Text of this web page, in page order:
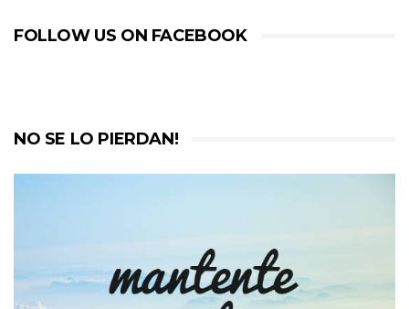
FOLLOW US ON FACEBOOK
NO SE LO PIERDAN!